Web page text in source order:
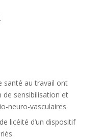
.
santé au travail ont
de sensibilisation et
neuro-vasculaires
licéité d’un dispositif